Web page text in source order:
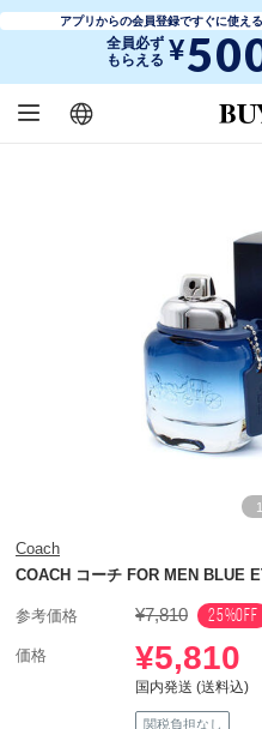
アプリからの会員登録ですぐに使え
全員必ず
もらえる ¥
日本語
English
简体中文
繁體中文
1
Coach
COACH コーチ FOR MEN BLUE
参考価格 ¥7,810 25%OFF
価格 ¥5,810
国内発送 (送料込)
関税負担なし